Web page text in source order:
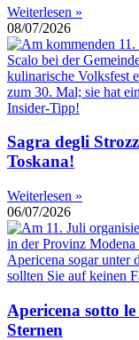
Weiterlesen »
08/07/2026
Sagra degli
Toskana!
Weiterlesen »
06/07/2026
Apericena sotto
Sternen